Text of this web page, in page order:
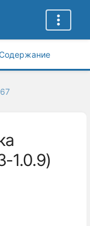
1.0.9)